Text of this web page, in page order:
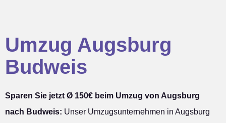
Umzug Augsburg
Budweis
Sparen Sie jetzt Ø 150€ beim Umzug von Augsburg
nach Budweis: Unser Umzugsunternehmen in Augsburg